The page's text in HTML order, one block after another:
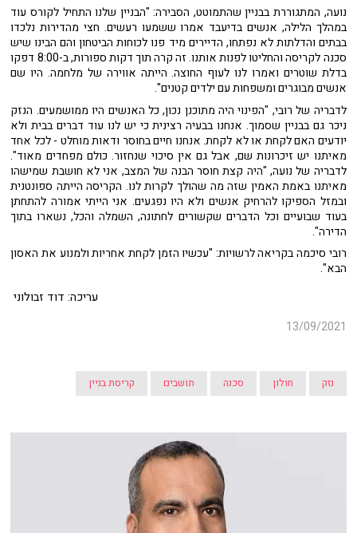
נועה, המתגוררת בבניין שהתמוטט, הסבירה: "הבניין שלנו התחיל לקורס עוד
במהלך הלילה, אנשים בדיעבד אמרו ששמעו רעשים. חצי מהדירות נלכדו
בבתים והדלתות לא נפתחו, הדיירים מיד פנו לכוחות הביטחון והם הבינו שיש
סכנה לקריסה והחליטו לפנות אותנו. זה קרה תוך דקות ספורות, ב-8:00 דפקו
בדלת שוטרים ואמרו לנו לעוף החוצה. הייתה אווירה של מלחמה. היו שם
אנשים מבוגרים ומשפחות עם ילדים קטנים".
לדבריה של רובי, "הפינוי היה מתוכנן נכון, כל האנשים היו ממושמעים. הנזק
ניכר גם בבניין שסמוך. אנחנו בבעיה רצינית כי יש לנו עוד דברים בבית ולא
יודעים האם לקחת או לא לקחת. אנחנו חיים בחוסר ודאות מוחלט - לכל אחד
מאיתנו יש זיכרונות שם, אבל גם אין סיכוי שנחזור. כולם מפחדים מאוד".
לדבריה של נועה, "היה קצת חוסר הבנה של המצב, אני לא חושבת שמישהו
מאיתנו באמת האמין שזה מה שהולך לקרות לנו. הקריסה הייתה ספונטנית
ובמזל הספיקו להרחיק אנשים ולא היו נפגעים. אני הייתי אמורה להתחתן
בעוד שבועיים וכל הדברים שקשורים לחתונה, השמלה והכל, נשארו בתוך
הדירה".
רובי סיכמה בקריאה לרשויות: "עכשיו הזמן לקחת אחריות ולמנוע את האסון
הבא".
עריכה: דוד זבולוני
13/09/2021
נזק חולון סכנה תושבים קריסת בניין